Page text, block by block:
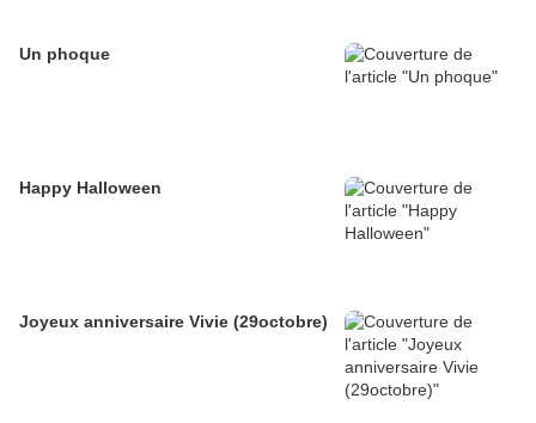
Un phoque
Happy Halloween
Joyeux anniversaire Vivie (29octobre)